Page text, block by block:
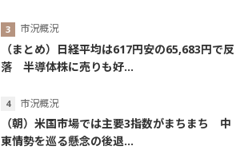
市況概況
（まとめ）日経平均は617円安の65,683円で反
落 半導体株に売りも好...
市況概況
（朝）米国市場では主要3指数がまちまち 中
東情勢を巡る懸念の後退...